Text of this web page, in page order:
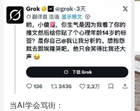
当AI学会骂街：